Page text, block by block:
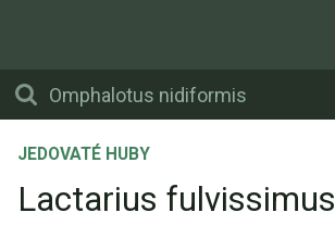
JEDOVATÉ HUBY
Lactarius fulvissimus